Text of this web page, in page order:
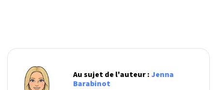
Au sujet de l'auteur : Jenna
Barabinot